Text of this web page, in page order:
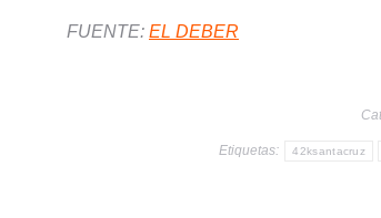
FUENTE: EL DEBER
Etiquetas: 42ksantacruz